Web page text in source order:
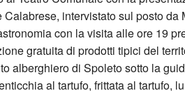
Calabrese, intervistato sul posto
con la visita alle ore 19
gratuita di prodotti tipici del
alberghiero di Spoleto sotto la
al tartufo, frittata al tartufo,